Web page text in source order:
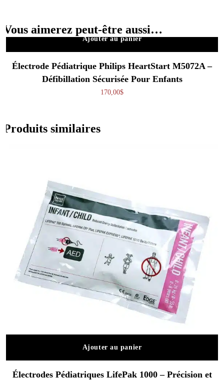
Vous aimerez peut-être aussi…
Ajouter au panier
Électrode Pédiatrique Philips HeartStart M5072A –
Défibillation Sécurisée Pour Enfants
170,00$
Produits similaires
Ajouter au panier
Électrodes Pédiatriques LifePak 1000 – Précision et